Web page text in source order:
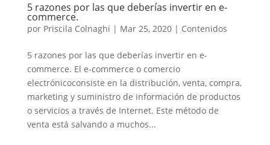
5 razones por las que deberías invertir en e-
commerce.
por Priscila Colnaghi | Mar 25, 2020| Contenidos
5 razones por las que deberías invertir en e-
commerce. El e-commerce o comercio
electrónicoconsiste en la distribución, venta, compra,
marketing y suministro de información de productos
o servicios a través de Internet. Este método de
venta está salvando a muchos...